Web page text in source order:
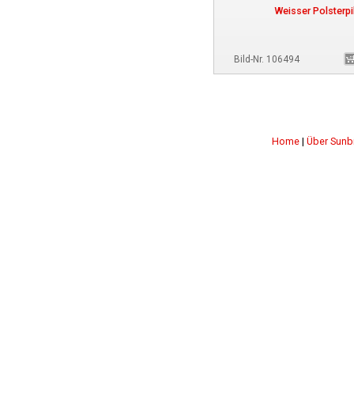
Weisser
Bild-Nr. 106494
Home | Über